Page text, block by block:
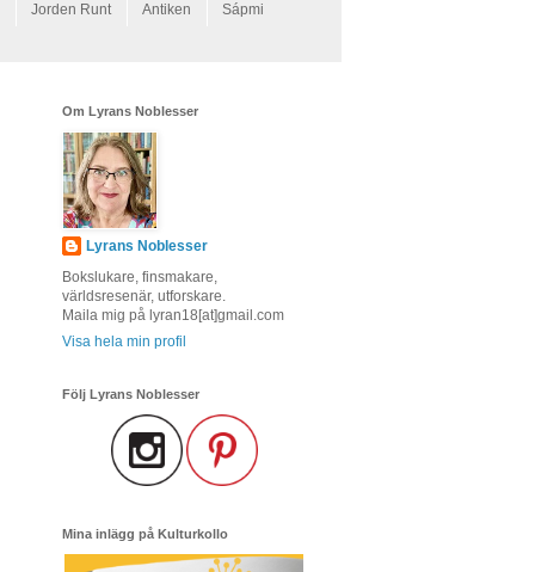
Jorden Runt Antiken Sápmi
Om Lyrans Noblesser
Lyrans Noblesser
Bokslukare, finsmakare,
världsresenär, utforskare.
Maila mig på lyran18[at]gmail.com
Visa hela min profil
Följ Lyrans Noblesser
Mina inlägg på Kulturkollo